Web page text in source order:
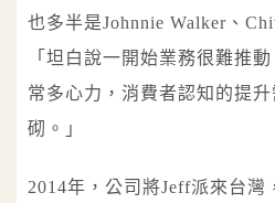
也多半是Johnnie Walker、
「坦白說一開始業務很難推
常多心力，消費者認知的提
砌。」
2014年，公司將Jeff派來台灣